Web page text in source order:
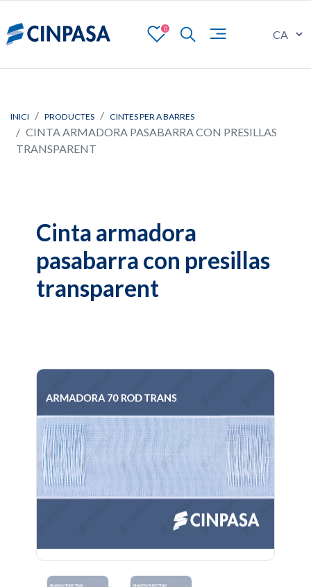
0
INICI PRODUCTES CINTES PER A BARRES
CINTA ARMADORA PASABARRA CON PRESILLAS
TRANSPARENT
Cinta armadora
pasabarra con presillas
transparent